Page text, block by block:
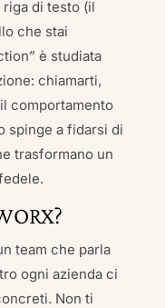
di testo (il
che stai
è studiata
chiamarti,
comportamento
spinge a fidarsi di
trasformano un
team che parla
ogni azienda ci
Non ti